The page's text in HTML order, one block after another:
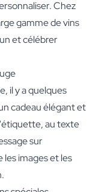
Chez
gamme de vins
et célébrer
il y a quelques
cadeau élégant et
au texte
sur
images et les